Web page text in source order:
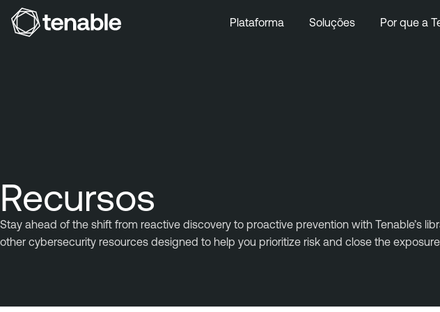
Plataforma Soluções Por que a
Recursos
Stay ahead of the shift from reactive discovery to proactive prevention with Tenable’s
other cybersecurity resources designed to help you prioritize risk and close the